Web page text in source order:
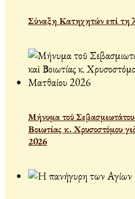
Σύναξη Κατηχητών επί τη
Μήνυμα τοῦ
Βοιωτίας κ. Χρυσοστόμου
2026